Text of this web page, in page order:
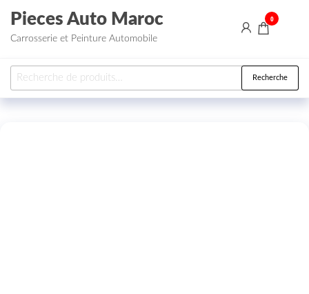
Aller au contenu
Pieces Auto Maroc
Carrosserie et Peinture Automobile
0
Recherche pour : Recherche